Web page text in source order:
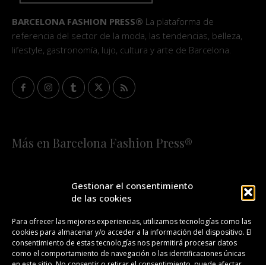
Gestionar el consentimiento
de las cookies
Para ofrecer las mejores experiencias, utilizamos tecnologías como las
cookies para almacenar y/o acceder a la información del dispositivo. El
consentimiento de estas tecnologías nos permitirá procesar datos
como el comportamiento de navegación o las identificaciones únicas
BARCELONA FASHION PRESS® La plataforma de
referencia del sector de la moda, las tendencias, belleza,
lifestyle, gastronomía, lujo, cultura y arte de Barcelona.
Más en Barcelona Fashion Press®
¡SUSCRÍBETE A NUESTRA FASHION NEWS!
CONTACTO REDACCIÓN PUBLICIDAD
ISSN 2385-4839 DL B 27443-2014